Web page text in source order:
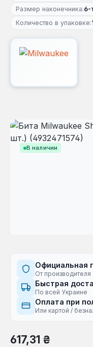
Размер наконечника:6-
Количество в упаковке:
В наличии
Пропустить
Официальная
От производителя
Быстрая
По всей Украине
Оплата при
Или картой /
Обычная цена:
617,31 ₴